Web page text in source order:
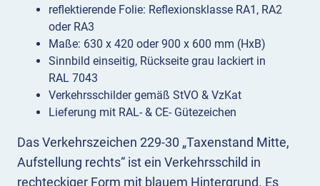
Das Verkehrszeichen 229-30 „Taxenstand Mitte,
Aufstellung rechts“ ist ein Verkehrsschild in
rechteckiger Form mit blauem Hintergrund. Es
reflektierende Folie: Reflexionsklasse RA1, RA2
oder RA3
Maße: 630 x 420 oder 900 x 600 mm (HxB)
Sinnbild einseitig, Rückseite grau lackiert in
RAL 7043
Verkehrsschilder gemäß StVO & VzKat
Lieferung mit RAL- & CE- Gütezeichen